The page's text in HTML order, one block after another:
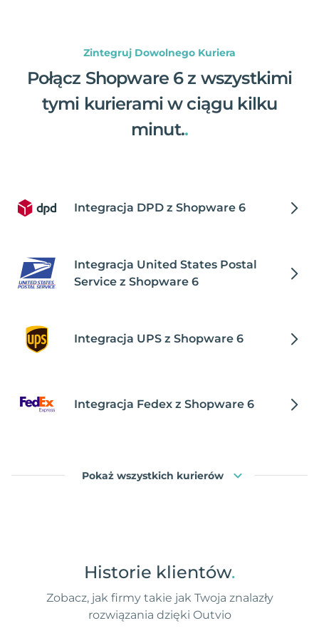
Zintegruj Dowolnego Kuriera
Połącz Shopware 6 z wszystkimi
tymi kurierami w ciągu kilku
minut..
Integracja DPD z Shopware 6
Integracja United States Postal
Service z Shopware 6
Integracja UPS z Shopware 6
Integracja Fedex z Shopware 6
Pokaż wszystkich kurierów
Historie klientów.
Zobacz, jak firmy takie jak Twoja znalazły
rozwiązania dzięki Outvio